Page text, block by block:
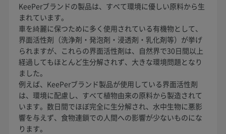
KeePerブランドの製品は、すべて環境に優しい原料から生
まれています。
車を綺麗に保つために多く使用されている有機物として、
界面活性剤（洗浄剤・発泡剤・浸透剤・乳化剤等）が挙げ
られますが、これらの界面活性剤は、自然界で30日間以上
経過してもほとんど生分解されず、大きな環境問題となり
ました。
例えば、KeePerブランド製品が使用している界面活性剤
は、環境に配慮し、すべて植物由来の原料から製造されて
います。数日間でほぼ完全に生分解され、水中生物に悪影
響を与えず、食物連鎖での人間への影響が少ないものにな
ります。